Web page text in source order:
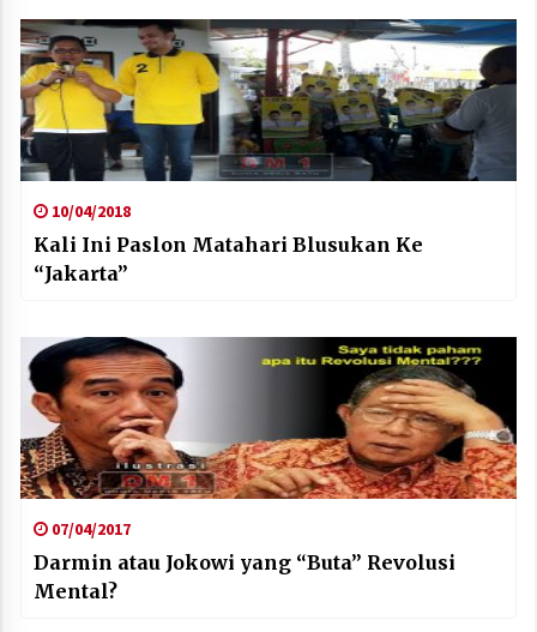
10/04/2018
Kali Ini Paslon Matahari Blusukan Ke
“Jakarta”
07/04/2017
Darmin atau Jokowi yang “Buta” Revolusi
Mental?